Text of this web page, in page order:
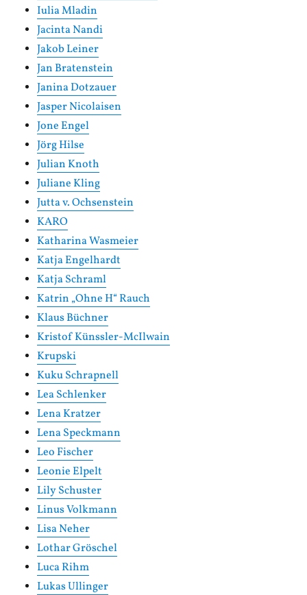
Iulia Mladin
Jacinta Nandi
Jakob Leiner
Jan Bratenstein
Janina Dotzauer
Jasper Nicolaisen
Jone Engel
Jörg Hilse
Julian Knoth
Juliane Kling
Jutta v. Ochsenstein
KARO
Katharina Wasmeier
Katja Engelhardt
Katja Schraml
Katrin „Ohne H“ Rauch
Klaus Büchner
Kristof Künssler-McIlwain
Krupski
Kuku Schrapnell
Lea Schlenker
Lena Kratzer
Lena Speckmann
Leo Fischer
Leonie Elpelt
Lily Schuster
Linus Volkmann
Lisa Neher
Lothar Gröschel
Luca Rihm
Lukas Ullinger